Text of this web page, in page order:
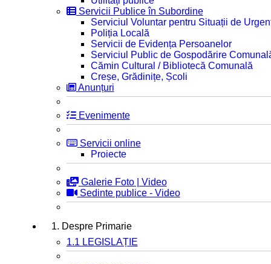
Servicii Publice în Subordine
Serviciul Voluntar pentru Situații de
Poliția Locală
Servicii de Evidența Persoanelor
Serviciul Public de Gospodărire
Cămin Cultural / Bibliotecă Comunală
Creșe, Grădinițe, Școli
Anunțuri
Evenimente
Servicii online
Proiecte
Galerie Foto | Video
Sedinte publice - Video
1. Despre Primarie
1.1 LEGISLAȚIE